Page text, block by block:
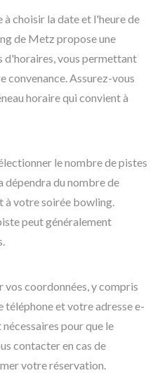
à choisir la date et l'heure de
de Metz propose une
vous permettant
convenance. Assurez-vous
horaire qui convient à
le nombre de pistes
dépendra du nombre de
à votre soirée bowling.
peut généralement
vos coordonnées, y compris
téléphone et votre adresse e-
pour que le
contacter en cas de
votre réservation.